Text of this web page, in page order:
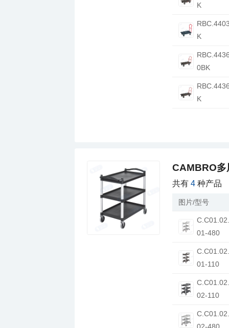
K
K
0BK
K
CAMBRO多
共有4 种产品
图片/型号
01-480
01-110
02-110